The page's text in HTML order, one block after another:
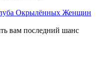
Окрылённых Женщин
вам последний шанс